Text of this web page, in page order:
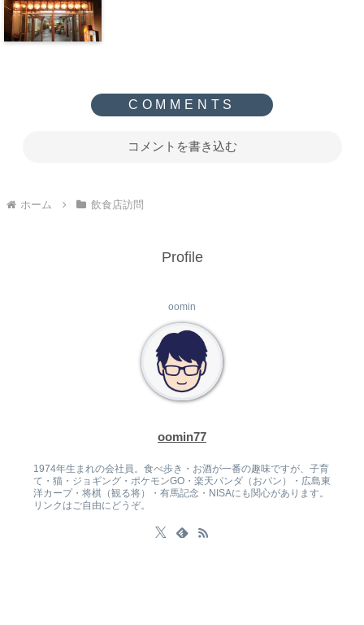
コメントを書き込む
ホーム 飲食店訪問
Profile
oomin
oomin77
1974年生まれの会社員。食べ歩き・お酒が一番の趣味ですが、子育
て・猫・ジョギング・ポケモンGO・楽天パンダ（おパン）・広島東
洋カープ・将棋（観る将）・有馬記念・NISAにも関心があります。
リンクはご自由にどうぞ。